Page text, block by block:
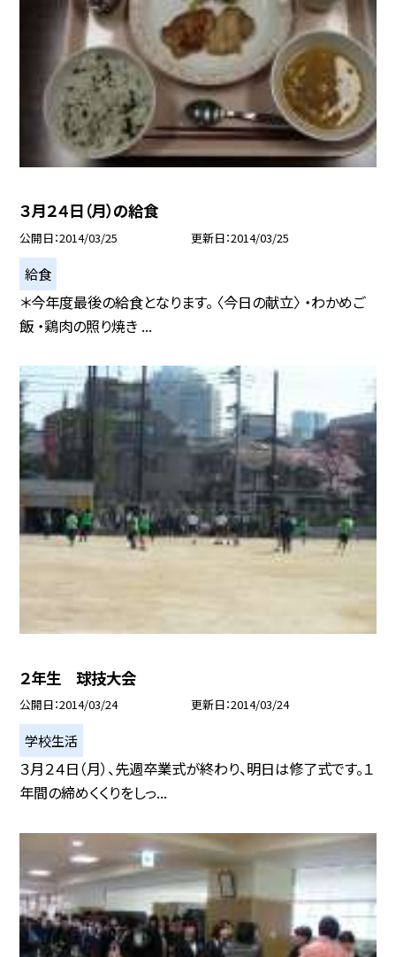
３月２４日（月）の給食
公開日 2014/03/25 更新日 2014/03/25
給食
＊今年度最後の給食となります。 〈今日の献立〉 ・わかめご
飯 ・鶏肉の照り焼き ...
２年生 球技大会
公開日 2014/03/24 更新日 2014/03/24
学校生活
３月２４日（月）、先週卒業式が終わり、明日は修了式です。１
年間の締めくくりをしっ...